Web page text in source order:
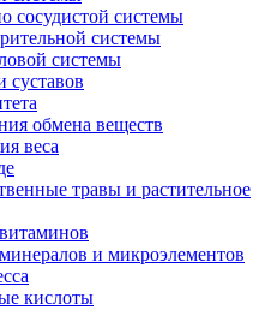
сосудистой системы
системы
системы
обмена веществ
веса
травы и растительное
и микроэлементов
кислоты